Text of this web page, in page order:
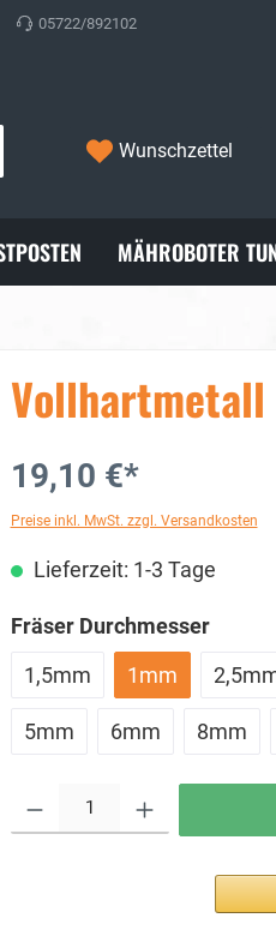
05722/892102
Wunschzettel
MÄHROBOTER
Vollhartmetall
19,10 €*
Preise inkl. MwSt. zzgl. Versandkosten
Lieferzeit: 1-3 Tage
Fräser Durchmesser
1,5mm
1mm
5mm 6mm 8mm